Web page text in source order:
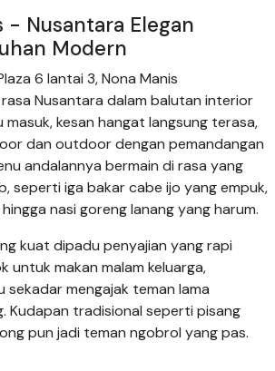
- Nusantara Elegan
Modern
6 lantai 3, Nona Manis
Nusantara dalam balutan interior
masuk, kesan hangat langsung terasa,
dan outdoor dengan pemandangan
andalannya bermain di rasa yang
seperti iga bakar cabe ijo yang empuk,
nasi goreng lanang yang harum.
kuat dipadu penyajian yang rapi
untuk makan malam keluarga,
sekadar mengajak teman lama
Kudapan tradisional seperti pisang
pun jadi teman ngobrol yang pas.